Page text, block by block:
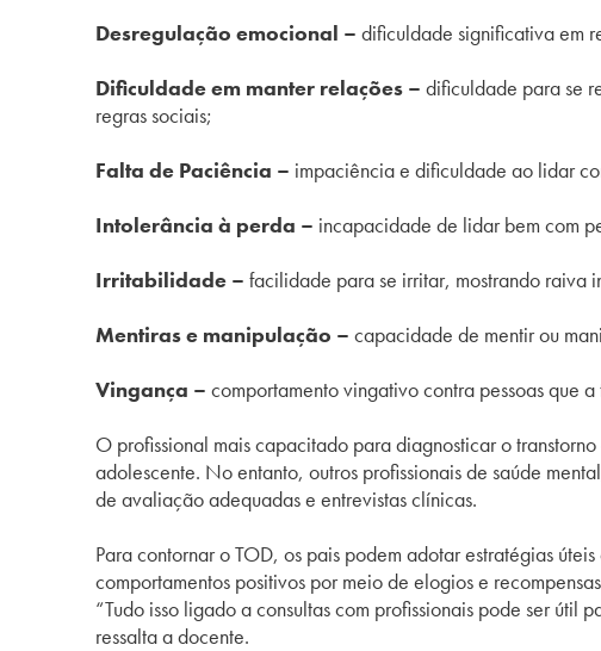
Desregulação emocional – dificuldade significativa em
Dificuldade em manter relações – dificuldade para se
regras sociais;
Falta de Paciência – impaciência e dificuldade ao lidar
Intolerância à perda – incapacidade de lidar bem com
Irritabilidade – facilidade para se irritar, mostrando raiva
Mentiras e manipulação – capacidade de mentir ou
Vingança – comportamento vingativo contra pessoas que
O profissional mais capacitado para diagnosticar o
adolescente. No entanto, outros profissionais de saúde
de avaliação adequadas e entrevistas clínicas.
Para contornar oTOD, os pais podem adotar estratégias
comportamentos positivos por meio de elogios e
“Tudo isso ligado a consultas com profissionais pode ser
ressalta a docente.